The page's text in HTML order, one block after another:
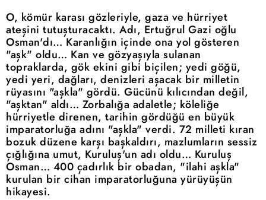
O, kömür karası gözleriyle, gaza ve hürriyet
ateşini tutuşturacaktı. Adı, Ertuğrul Gazi oğlu
Osman'dı… Karanlığın içinde ona yol gösteren
"aşk" oldu… Kan ve gözyaşıyla sulanan
topraklarda, gök ekini gibi biçilen; yedi göğü,
yedi yeri, dağları, denizleri aşacak bir milletin
rüyasını "aşkla" gördü. Gücünü kılıcından değil,
"aşktan" aldı… Zorbalığa adaletle; köleliğe
hürriyetle direnen, tarihin gördüğü en büyük
imparatorluğa adını "aşkla" verdi. 72 milleti kıran
bozuk düzene karşı başkaldırı, mazlumların sessiz
çığlığına umut, Kuruluş'un adı oldu… Kuruluş
Osman… 400 çadırlık bir obadan, "ilahi aşkla"
kurulan bir cihan imparatorluğuna yürüyüşün
hikayesi.